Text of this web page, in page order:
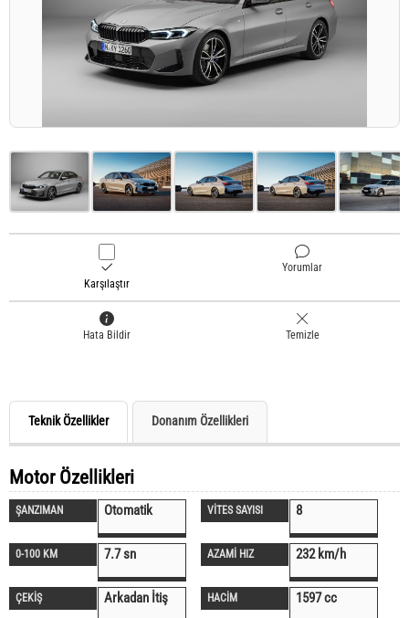
Karşılaştır
Yorumlar
Hata Bildir Temizle
Teknik Özellikler Donanım Özellikleri
Motor Özellikleri
ŞANZIMAN Otomatik VİTES SAYISI 8
0-100 KM 7.7 sn AZAMİ HIZ 232 km/h
ÇEKİŞ Arkadan İtiş HACİM 1597 cc